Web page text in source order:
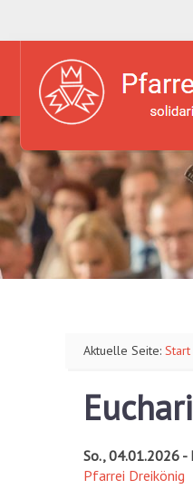
Aktuelle Seite: Start
So., 04.01.2026 -
Pfarrei Dreikönig